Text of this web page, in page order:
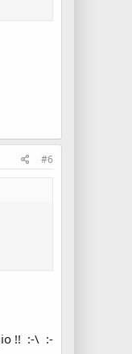
#6
!! :-\ :-